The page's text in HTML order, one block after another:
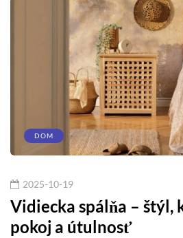
DOM
2025-10-19
Vidiecka spálňa – štýl,
pokoj a útulnosť